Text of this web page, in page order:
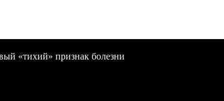
«тихий» признак болезни